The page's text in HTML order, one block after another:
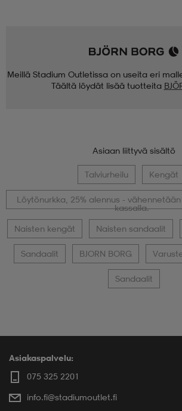
Meillä Stadium Outletissa on useita eri
Täältä löydät lisää tuotteita
Asiaan liittyvä sisältö
Talviurheilu Kengät
Löytönurkka, 25% alennus -
kassalla.
Naisten kengät Naisten sandaalit
Sandaalit BJORN BORG
Sandaalit
Asiakaspalvelu:
075 325 2201
info.fi@stadiumoutlet.fi